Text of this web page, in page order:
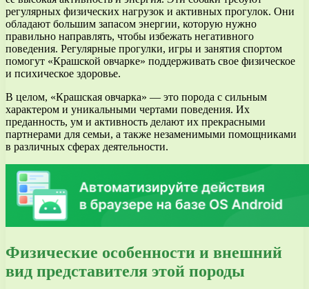
регулярных физических нагрузок и активных прогулок. Они
обладают большим запасом энергии, которую нужно
правильно направлять, чтобы избежать негативного
поведения. Регулярные прогулки, игры и занятия спортом
помогут «Крашской овчарке» поддерживать свое физическое
и психическое здоровье.
В целом, «Крашская овчарка» — это порода с сильным
характером и уникальными чертами поведения. Их
преданность, ум и активность делают их прекрасными
партнерами для семьи, а также незаменимыми помощниками
в различных сферах деятельности.
Физические особенности и внешний
вид представителя этой породы